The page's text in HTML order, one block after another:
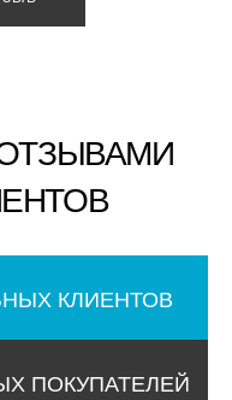
КЛИЕНТОВ
ПОКУПАТЕЛЕЙ